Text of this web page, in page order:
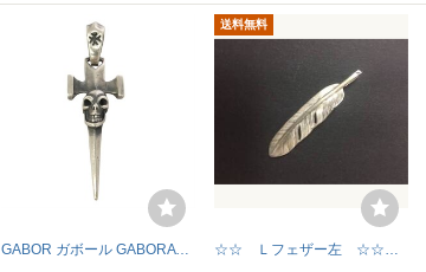
GABOR ガボール GABORATORY P-194 クォーターシングルスカルダガー スクエアボトム クラシックH.W.O ペンダントトップ【中古】
送料無料
☆☆ Ｌフェザー左 ☆☆ シルバー９２５製 商品説明参照 （検ネイティブ系）